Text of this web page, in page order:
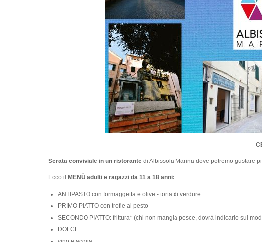
Serata conviviale in un ristorante di Albissola Marina dove potremo gustare
Ecco il MENÙ adulti e ragazzi da 11 a 18 anni:
ANTIPASTO con formaggetta e olive - torta di verdure
PRIMO PIATTO con trofie al pesto
SECONDO PIATTO: frittura* (chi non mangia pesce, dovrà indicarlo sul
DOLCE